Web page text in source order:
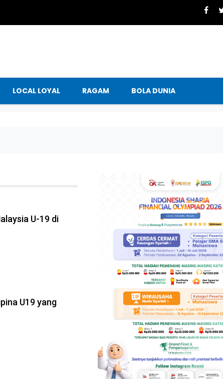
LOCAL LOYAL RAGAM BOLA DUNIA
U-19 di
U19 yang